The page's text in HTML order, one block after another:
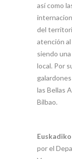
así como
del
atención
siendo
local. Por
las Bellas
Bilbao.
por el